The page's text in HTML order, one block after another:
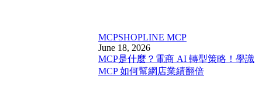
MCPSHOPLINE MCP
June 18, 2026
MCP是什麼？電商 AI 轉型策略！學識
MCP 如何幫網店業績翻倍